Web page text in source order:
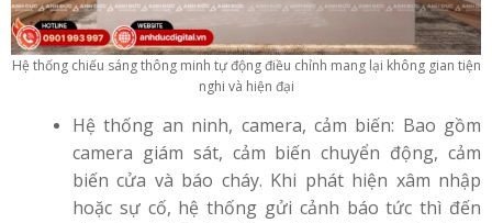
Hệ thống chiếu sáng thông minh tự động điều chỉnh mang lại không gian tiện
nghi và hiện đại
Hệ thống an ninh, camera, cảm biến: Bao gồm
camera giám sát, cảm biến chuyển động, cảm
biến cửa và báo cháy. Khi phát hiện xâm nhập
hoặc sự cố, hệ thống gửi cảnh báo tức thì đến